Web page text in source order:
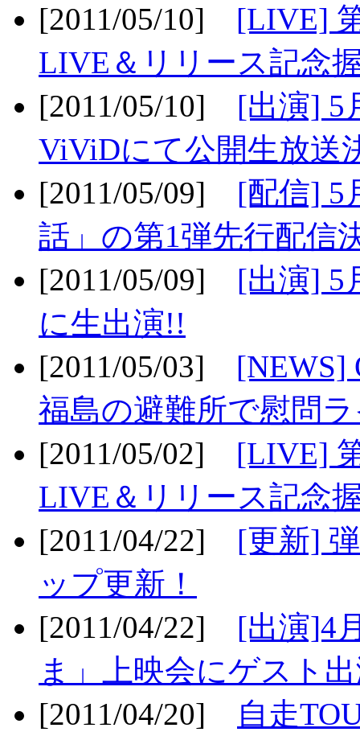
[2011/05/10] [LIVE]
LIVE＆リリース記念
[2011/05/10] [出演] 5
ViViDにて公開生放送
[2011/05/09] [配信] 5
話」の第1弾先行配信
[2011/05/09] [出演] 5
に生出演!!
[2011/05/03] [NEWS]
福島の避難所で慰問
[2011/05/02] [LIVE]
LIVE＆リリース記念
[2011/04/22] [更新]
ップ更新！
[2011/04/22] [出演]4
ま」上映会にゲスト
[2011/04/20]
自走